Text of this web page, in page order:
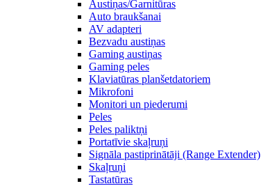
Austiņas/Garnitūras
Auto braukšanai
AV adapteri
Bezvadu austiņas
Gaming austiņas
Gaming peles
Klaviatūras planšetdatoriem
Mikrofoni
Monitori un piederumi
Peles
Peles paliktņi
Portatīvie skaļruņi
Signāla pastiprinātāji (Range Extender)
Skaļruņi
Tastatūras